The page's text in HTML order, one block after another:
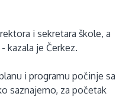
i sekretara škole, a
kazala je Čerkez.
i programu počinje sa
saznajemo, za početak